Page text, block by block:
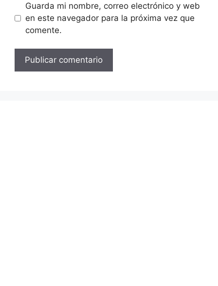
Guarda mi nombre, correo electrónico y web
en este navegador para la próxima vez que
comente.